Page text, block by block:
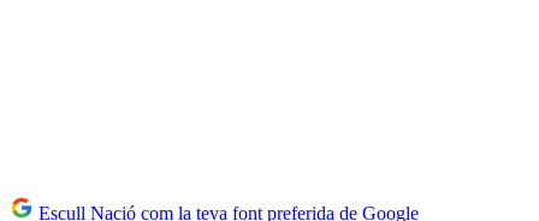
Escull Nació com la teva font preferida de Google